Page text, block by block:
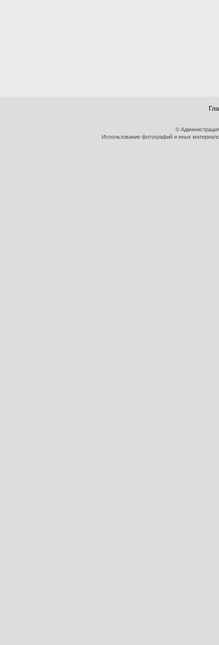
©
Использование фотографий и иных